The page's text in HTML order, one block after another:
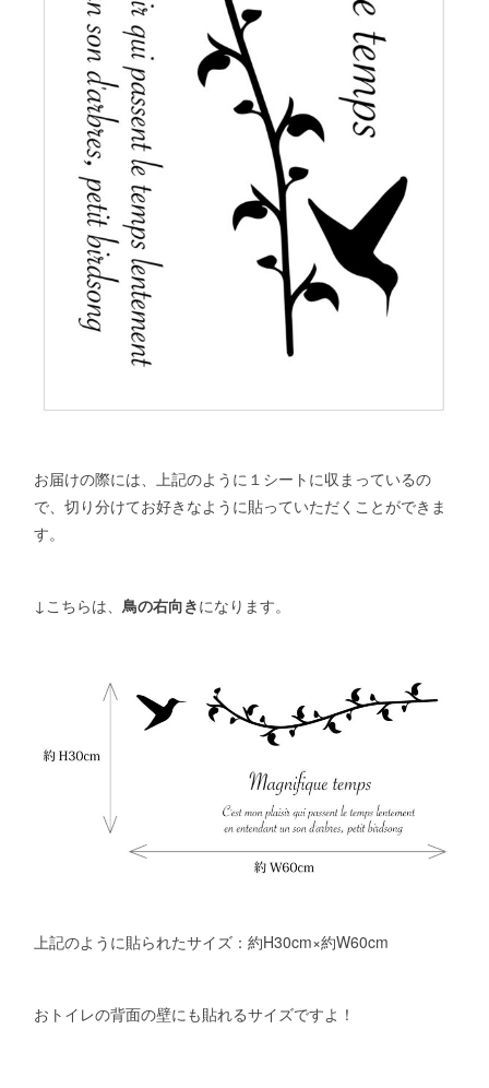
お届けの際には、上記のように１シートに収まっているの
で、切り分けてお好きなように貼っていただくことができま
す。
↓こちらは、 鳥の右向きになります。
上記のように貼られたサイズ：約H30cm×約W60cm
おトイレの背面の壁にも貼れるサイズですよ！